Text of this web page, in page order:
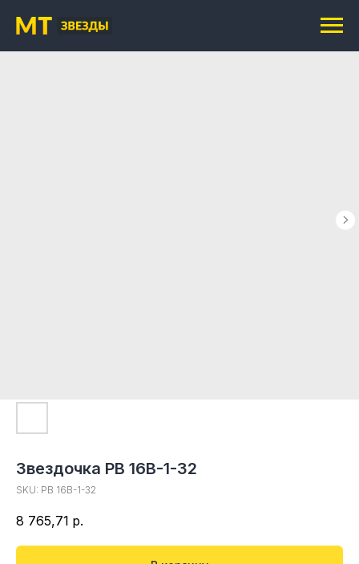
Звездочка PB 16B-1-32
SKU: PB 16B-1-32
8 765,71 р.